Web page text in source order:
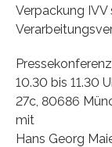
Verpackung
10.30 bis 11.30
27c, 80686
mit
Hans Georg